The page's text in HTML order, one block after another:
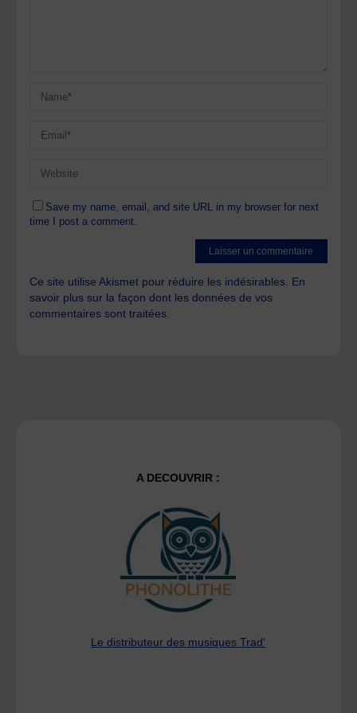
Save my name, email, and site URL in my browser for next
time I post a comment.
Ce site utilise Akismet pour réduire les indésirables. En
savoir plus sur la façon dont les données de vos
commentaires sont traitées
A DECOUVRIR :
Le distributeur des musiques Trad'